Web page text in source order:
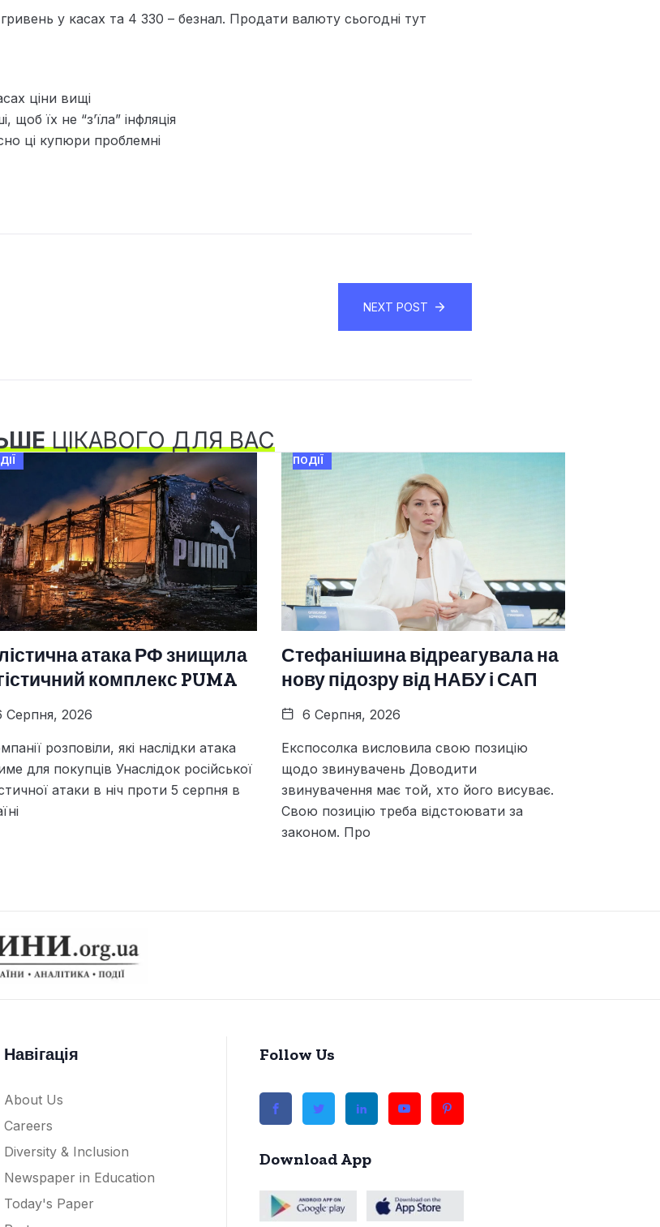
у касах та 4 330 – безнал. Продати валюту сьогодні тут
ціни вищі
щоб їх не “з’їла” інфляція
ці купюри проблемні
NEXT POST
ЦІКАВОГО ДЛЯ ВАС
атака РФ знищила
комплекс PUMA
Серпня, 2026
розповіли, які наслідки атака
для покупців Унаслідок російської
атаки в ніч проти 5 серпня в
ПОДІЇ
Стефанішина відреагувала на
нову підозру від НАБУ і САП
6 Серпня, 2026
Експосолка висловила свою позицію
щодо звинувачень Доводити
звинувачення має той, хто його висуває.
Свою позицію треба відстоювати за
законом. Про
Навігація
About Us
Careers
Diversity & Inclusion
Newspaper in Education
Today's Paper
Follow Us
Download App